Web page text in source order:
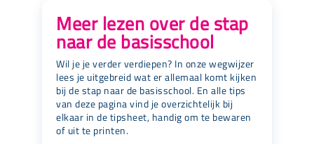
Meer lezen over de stap
naar de basisschool
Wil je je verder verdiepen? In onze wegwijzer
lees je uitgebreid wat er allemaal komt kijken
bij de stap naar de basisschool. En alle tips
van deze pagina vind je overzichtelijk bij
elkaar in de tipsheet, handig om te bewaren
of uit te printen.